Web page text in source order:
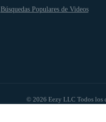
Búsquedas Populares de Videos
© 2026 Eezy LLC Todos los